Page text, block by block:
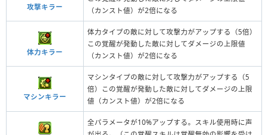
攻撃キラー
（カンスト値）が2倍になる
体力キラー
体力タイプの敵に対して攻撃力がアップする（5倍）
この覚醒が発動した敵に対してダメージの上限値
（カンスト値）が2倍になる
マシンキラー
マシンタイプの敵に対して攻撃力がアップする（5
倍）この覚醒が発動した敵に対してダメージの上限
値（カンスト値）が2倍になる
全パラメータが10%アップする。スキル使用時に声